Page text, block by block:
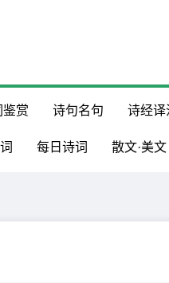
鉴赏 诗句名句 诗经译
每日诗词 散文·美文